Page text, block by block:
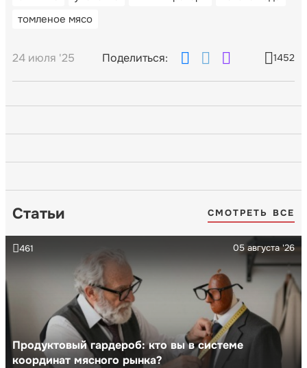
томленое мясо
24 июля '25 Поделиться: 1452
Статьи СМОТРЕТЬ ВСЕ
Продуктовый гардероб: кто вы в системе
координат мясного рынка?
05 августа '26
461